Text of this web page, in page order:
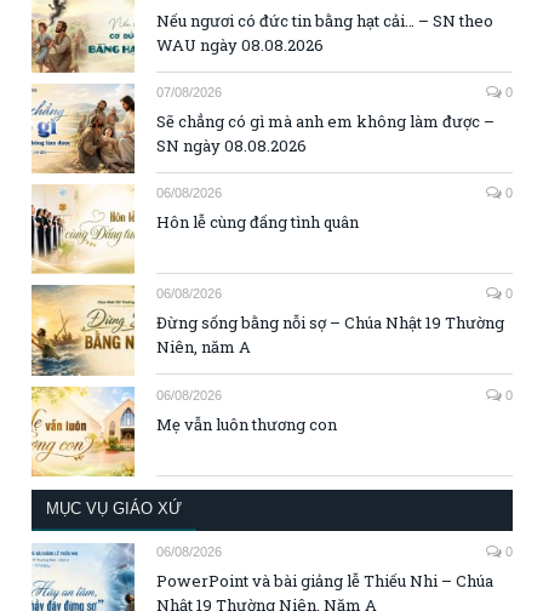
Nếu ngươi có đức tin bằng hạt cải… – SN theo
WAU ngày 08.08.2026
07/08/2026 0
Sẽ chẳng có gì mà anh em không làm được –
SN ngày 08.08.2026
06/08/2026 0
Hôn lễ cùng đấng tình quân
06/08/2026 0
Đừng sống bằng nỗi sợ – Chúa Nhật 19 Thường
Niên, năm A
06/08/2026 0
Mẹ vẫn luôn thương con
MỤC VỤ GIÁO XỨ
06/08/2026 0
PowerPoint và bài giảng lễ Thiếu Nhi – Chúa
Nhật 19 Thường Niên, Năm A